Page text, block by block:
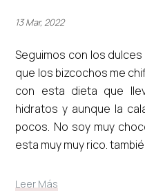
13 Mar, 2022
Seguimos con los dulces
que los bizcochos me
con esta dieta que
hidratos y aunque la
pocos. No soy muy
esta muy muy rico.
Leer Más